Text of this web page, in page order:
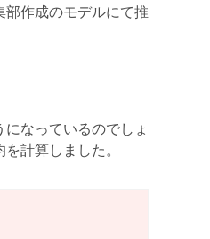
作成のモデルにて推
なっているのでしょ
計算しました。